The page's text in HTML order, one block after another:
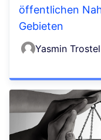
öffentlichen
Gebieten
Yasmin Trostel